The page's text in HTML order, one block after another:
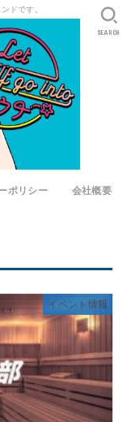
ドです。
ポリシー 会社概要
SEARCH
イベント情報